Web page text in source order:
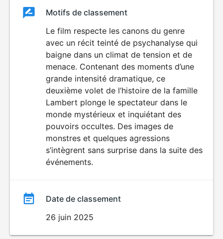
ClassementClassement
VIOLENCE
HORREUR
Motifs de classement
Le film respecte les canons du genre
avec un récit teinté de psychanalyse qui
baigne dans un climat de tension et de
menace. Contenant des moments d’une
grande intensité dramatique, ce
deuxième volet de l’histoire de la famille
Lambert plonge le spectateur dans le
monde mystérieux et inquiétant des
pouvoirs occultes. Des images de
monstres et quelques agressions
s’intègrent sans surprise dans la suite des
événements.
Date de classement
26 juin 2025